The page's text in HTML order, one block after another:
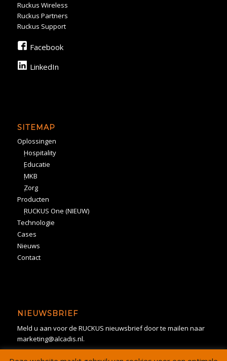
Ruckus Wireless
Ruckus Partners
Ruckus Support
Facebook
LinkedIn
SITEMAP
Oplossingen
Hospitality
Educatie
MKB
Zorg
Producten
RUCKUS One (NIEUW)
Technologie
Cases
Nieuws
Contact
NIEUWSBRIEF
Meld u aan voor de RUCKUS nieuwsbrief door te mailen naar
marketing@alcadis.nl.